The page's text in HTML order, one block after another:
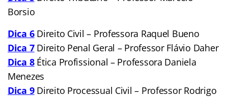
Borsio
Dica 6Direito Civil – Professora Raquel Bueno
Dica 7 Direito Penal Geral – Professor Flávio Daher
Dica 8Ética Profissional – Professora Daniela
Menezes
Dica 9Direito Processual Civil – Professor Rodrigo